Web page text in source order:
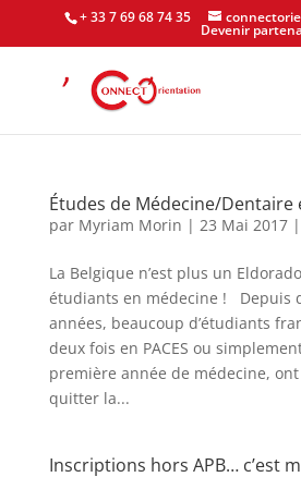
+ 33 7 69 68 74 35
Devenir
Études de Médecine/Dentaire
par Myriam Morin | 23 Mai 2017|
La Belgique n’est plus un
étudiants en médecine ! Depuis
années, beaucoup d’étudiants
deux fois en PACES ou
première année de médecine,
quitter la...
Inscriptions hors APB… c’est